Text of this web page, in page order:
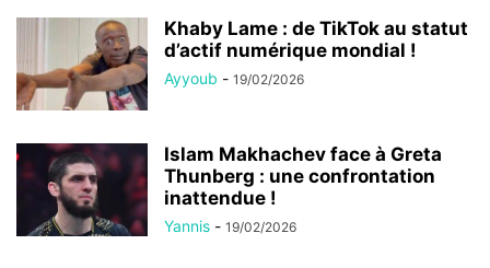
Khaby Lame : de TikTok au statut
d’actif numérique mondial !
Ayyoub - 19/02/2026
Islam Makhachev face à Greta
Thunberg : une confrontation
inattendue !
Yannis - 19/02/2026